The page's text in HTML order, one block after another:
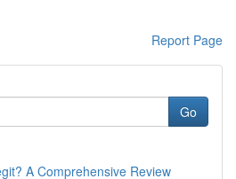
Report Page
Go
A Comprehensive Review